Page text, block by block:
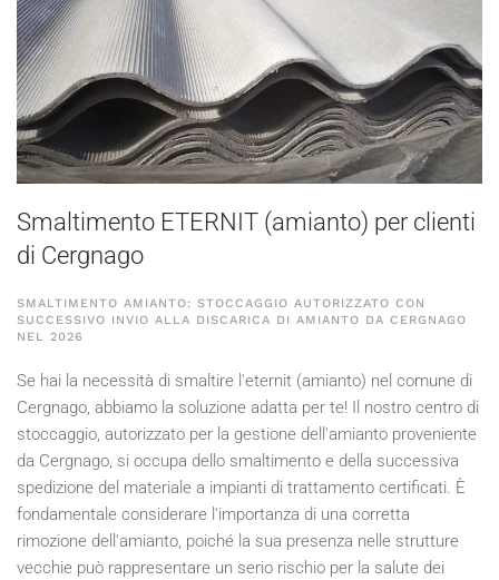
Smaltimento ETERNIT (amianto) per clienti
di Cergnago
SMALTIMENTO AMIANTO: STOCCAGGIO AUTORIZZATO CON
SUCCESSIVO INVIO ALLA DISCARICA DI AMIANTO DA CERGNAGO
NEL 2026
Se hai la necessità di smaltire l'eternit (amianto) nel comune di
Cergnago, abbiamo la soluzione adatta per te! Il nostro centro di
stoccaggio, autorizzato per la gestione dell'amianto proveniente
da Cergnago, si occupa dello smaltimento e della successiva
spedizione del materiale a impianti di trattamento certificati. È
fondamentale considerare l'importanza di una corretta
rimozione dell'amianto, poiché la sua presenza nelle strutture
vecchie può rappresentare un serio rischio per la salute dei